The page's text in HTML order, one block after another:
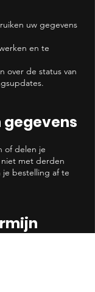
uw gegevens
en te
over de status van
gegevens
of delen je
met derden
bestelling af te